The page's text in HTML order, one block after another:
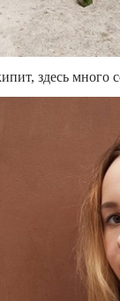
здесь много